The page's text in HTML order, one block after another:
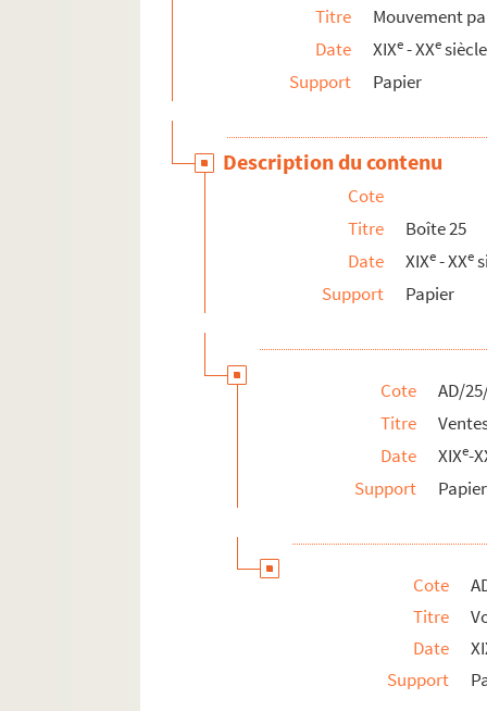
Titre
Mouvement
Date
XIXe- XXe
Support
Papier
Description du contenu
Cote
Titre
Boîte 25
Date
XIXe- XXe
Support
Papier
Cote
AD/
Titre
Date
XIXe-
Support
Papier
Cote
Titre
Date
Support